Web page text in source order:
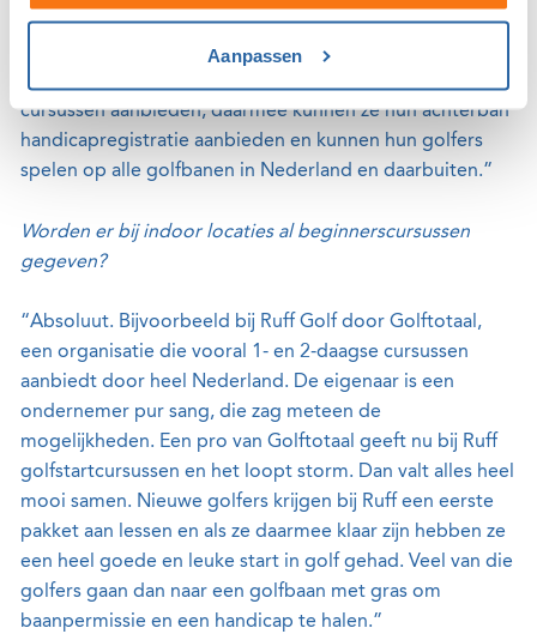
Aanpassen
komt, maar geregeld terugkeert. Het lidmaatschap van
de NGF kan daarvoor zorgen, want daarmee kunnen de
cursussen aanbieden, daarmee kunnen ze hun achterban
handicapregistratie aanbieden en kunnen hun golfers
spelen op alle golfbanen in Nederland en daarbuiten.”
Worden er bij indoor locaties al beginnerscursussen
gegeven?
“Absoluut. Bijvoorbeeld bij Ruff Golf door Golftotaal,
een organisatie die vooral 1- en 2-daagse cursussen
aanbiedt door heel Nederland. De eigenaar is een
ondernemer pur sang, die zag meteen de
mogelijkheden. Een pro van Golftotaal geeft nu bij Ruff
golfstartcursussen en het loopt storm. Dan valt alles heel
mooi samen. Nieuwe golfers krijgen bij Ruff een eerste
pakket aan lessen en als ze daarmee klaar zijn hebben ze
een heel goede en leuke start in golf gehad. Veel van die
golfers gaan dan naar een golfbaan met gras om
baanpermissie en een handicap te halen.”